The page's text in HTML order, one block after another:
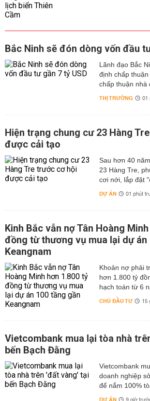
Bắc Ninh sẽ đón dòng vốn đầu
Lãnh đạo Bắc
định chấp
chấp thuận nhà
THỊ TRƯỜNG 01
Hiện trạng chung cư 23 Hàng
được cải tạo
Sau hơn 40
23 Hàng Tre,
cơi nới, lắp đặt
DỰ ÁN 01 phút
Kinh Bắc vẫn nợ Tân Hoàng
đồng từ thương vụ mua lại dự án
Keangnam
hơn 1.800 tỷ
hạch toán từ 6
CHỦ ĐẦU TƯ 15
Vietcombank mua lại tòa nhà
bến Bạch Đằng
Vietcombank
doanh nghiệp
để nắm 100%